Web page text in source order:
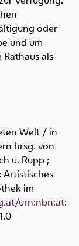
oder
und um
als
Welt / in
hrsg. von
u. Rupp ;
Artistisches
im
urn:nbn:at: